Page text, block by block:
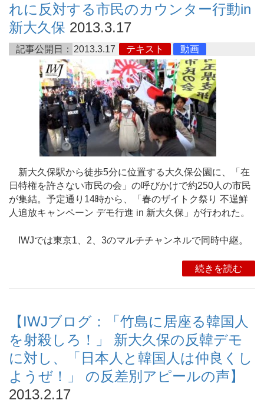
れに反対する市民のカウンター行動in
新大久保 2013.3.17
記事公開日： 2013.3.17 テキスト 動画
新大久保駅から徒歩5分に位置する大久保公園に、「在
日特権を許さない市民の会」の呼びかけで約250人の市民
が集結。予定通り14時から、「春のザイトク祭り 不逞鮮
人追放キャンペーン デモ行進 in 新大久保」が行われた。
IWJでは東京1、2、3のマルチチャンネルで同時中継。
続きを読む
【IWJブログ：「竹島に居座る韓国人
を射殺しろ！」 新大久保の反韓デモ
に対し、「日本人と韓国人は仲良くし
ようぜ！」 の反差別アピールの声】
2013.2.17